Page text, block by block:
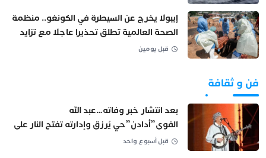
إيبولا يخرج عن السيطرة في الكونغو.. منظمة
الصحة العالمية تطلق تحذيرا عاجلا مع تزايد
الإصابات والوفيات
قبل يومين
فن و ثقافة
بعد انتشار خبر وفاته…عبد الله
الفوى”أدادن”حي يُرزق وإدارته تفتح النار على
مروّجي الشائعة
قبل أسبوع واحد